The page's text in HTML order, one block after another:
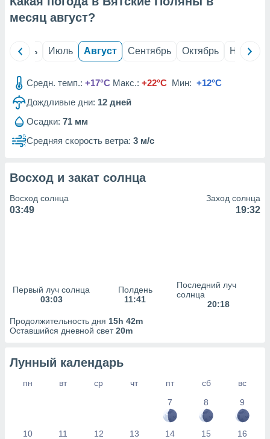
из
данных
наших 1199
месяц август?
Июнь Июль Август Сентябрь Октябрь Ноябрь
Средн. темп.: +17°C Макс.: +22°C Мин: +12°C
Дождливые дни: 12 дней
Осадки: 71 мм
Средняя скорость ветра: 3 м/с
Восход и закат солнца
Восход солнца
03:49
Заход солнца
19:32
Первый луч солнца
03:03
Полдень
11:41
Последний луч
солнца
20:18
Продолжительность дня 15h 42m
Оставшийся дневной свет20m
Лунный календарь
пн вт ср чт пт сб
вс
7
8 9
10 11 12 13 14 15 16